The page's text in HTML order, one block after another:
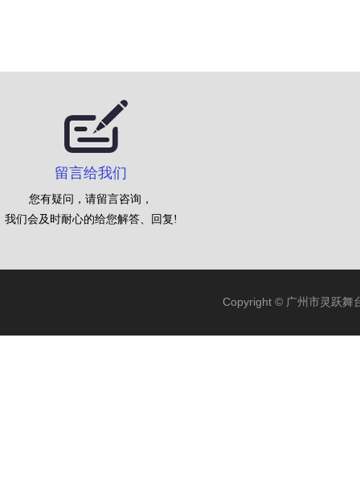
留言给我们
您有疑问，请留言咨询，
我们会及时耐心的给您解答、回复!
Copyright © 广州市灵跃